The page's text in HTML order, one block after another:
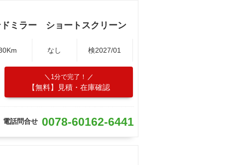
ミラー ショートスクリーン
なし 検2027/01
1分で完了！
【無料】見積・在庫確認
電話問合せ 0078-60162-6441